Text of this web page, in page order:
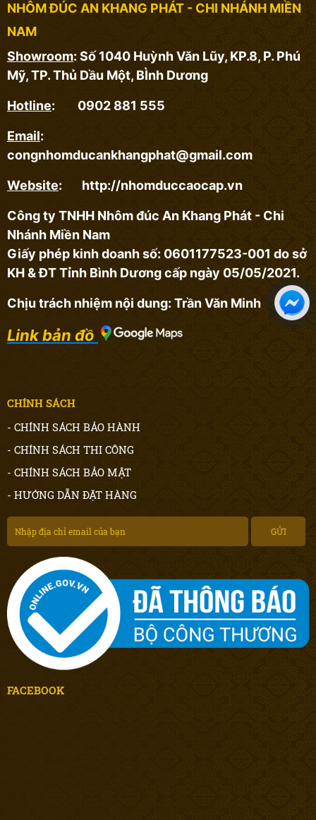
NHÔM ĐÚC AN KHANG PHÁT - CHI NHÁNH MIỀN
NAM
Showroom: Số 1040 Huỳnh Văn Lũy, KP.8, P. Phú
Mỹ, TP. Thủ Dầu Một, BÌnh Dương
Hotline: 0902 881 555
Email:
congnhomducankhangphat@gmail.com
Website: http://nhomduccaocap.vn
Công ty TNHH Nhôm đúc An Khang Phát - Chi
Nhánh Miền Nam
Giấy phép kinh doanh số: 0601177523-001 do sở
KH & ĐT Tỉnh Bình Dương cấp ngày 05/05/2021.
Chịu trách nhiệm nội dung: Trần Văn Minh
Link bản đồ
CHÍNH SÁCH
- CHÍNH SÁCH BẢO HÀNH
- CHÍNH SÁCH THI CÔNG
- CHÍNH SÁCH BẢO MẬT
- HƯỚNG DẪN ĐẶT HÀNG
FACEBOOK